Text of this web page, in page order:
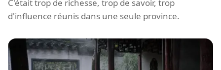
C'était trop de richesse, trop de savoir, trop
d'influence réunis dans une seule province.